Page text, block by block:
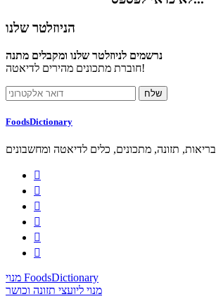
הניוזלטר שלנו
נרשמים לניוזלטר שלנו ומקבלים מתנה
חוברת מתכונים מהירים לדיאטה!
FoodsDictionary
בריאות, תזונה, מתכונים, כלים לדיאטה ומחשבונים






מנוי FoodsDictionary
מנוי ליועצי תזונה וכושר